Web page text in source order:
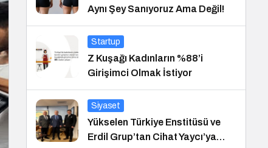
Aynı Şey Sanıyoruz Ama Değil!
Startup
Z Kuşağı Kadınların %88’i
Girişimci Olmak İstiyor
Siyaset
Yükselen Türkiye Enstitüsü ve
Erdil Grup’tan Cihat Yaycı’ya